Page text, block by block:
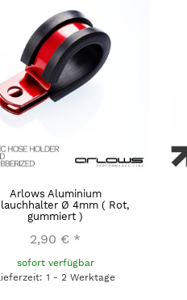
Arlows Aluminium
Ø 4mm ( Rot,
gummiert )
2,90 € *
sofort verfügbar
1 - 2 Werktage